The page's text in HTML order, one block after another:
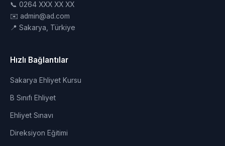
📞 0264 XXX XX XX
✉️ admin@ad.com
📍 Sakarya, Türkiye
Hızlı Bağlantılar
Sakarya Ehliyet Kursu
B Sınıfı Ehliyet
Ehliyet Sınavı
Direksiyon Eğitimi